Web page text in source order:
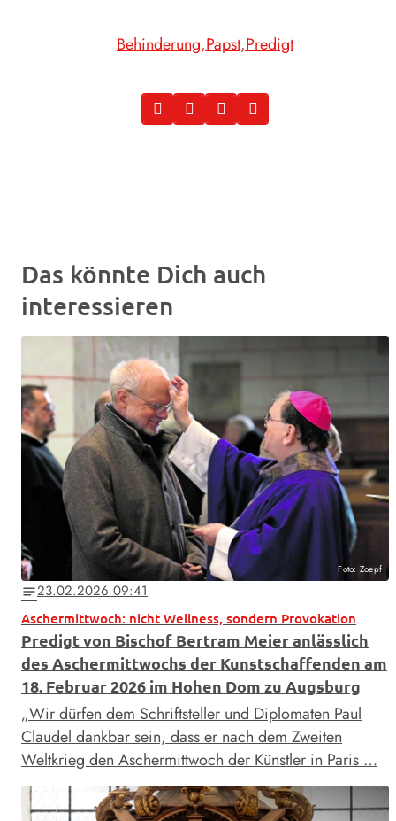
Behinderung Papst Predigt
Das könnte Dich auch
interessieren
Foto: Zoepf
notes23.02.2026 09:41
Aschermittwoch: nicht Wellness, sondern Provokation
Predigt von Bischof Bertram Meier anlässlich
des Aschermittwochs der Kunstschaffenden am
18. Februar 2026 im Hohen Dom zu Augsburg
„Wir dürfen dem Schriftsteller und Diplomaten Paul
Claudel dankbar sein, dass er nach dem Zweiten
Weltkrieg den Aschermittwoch der Künstler in Paris …